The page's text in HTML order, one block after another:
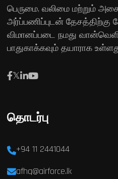
பெருமை, வலிமை மற்றும்
அர்ப்பணிப்புடன்
விமானப்படை நமது
பாதுகாக்கவும் தயாராக
தொடர்பு
+94 11 2441044
afhq@airforce.lk